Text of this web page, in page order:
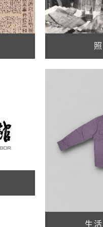
生